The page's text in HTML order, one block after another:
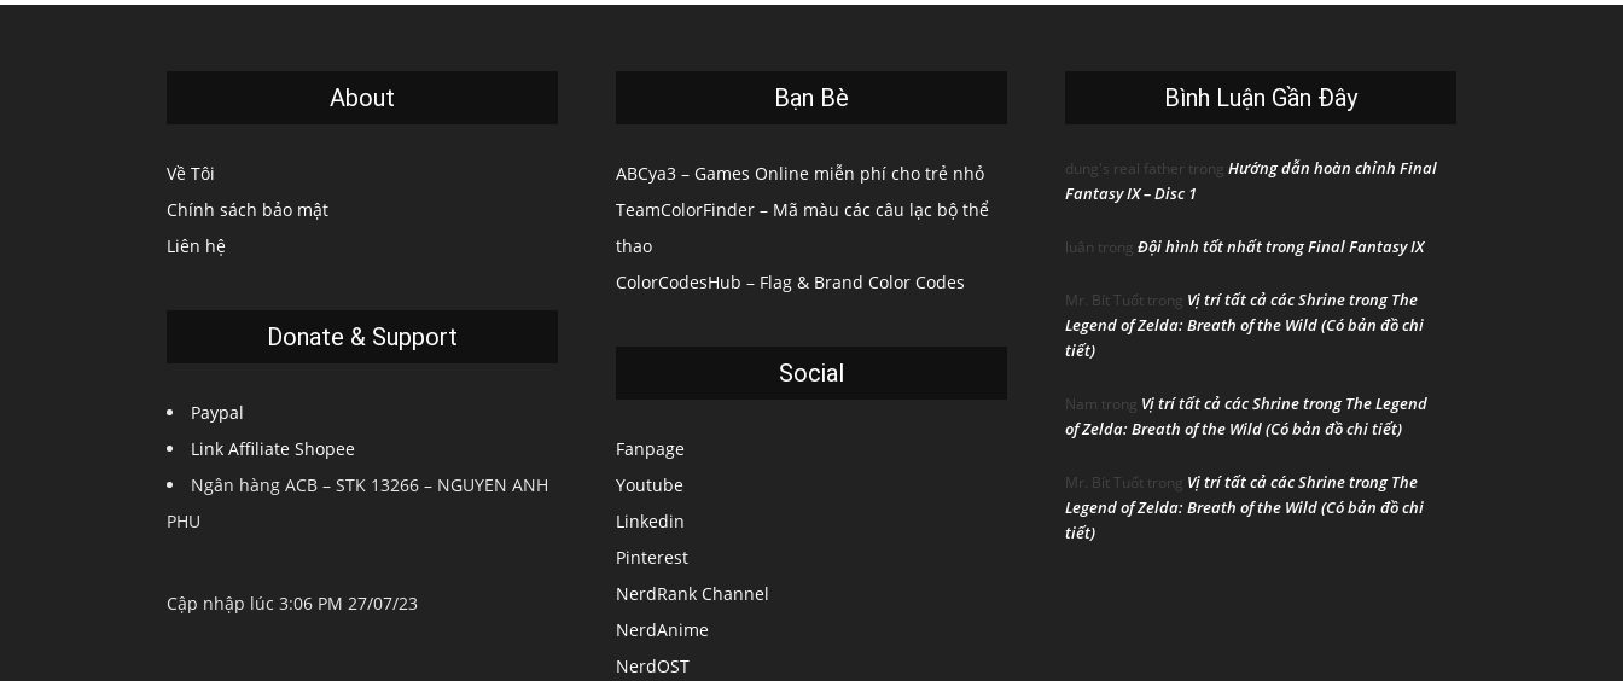
About
Về Tôi
Chính sách bảo mật
Liên hệ
Donate & Support
Paypal
Link Affiliate Shopee
Ngân hàng ACB – STK 13266 – NGUYEN ANH
PHU
Cập nhập lúc 3:06 PM 27/07/23
Bạn Bè
ABCya3 – Games Online miễn phí cho trẻ nhỏ
TeamColorFinder – Mã màu các câu lạc bộ thể
thao
ColorCodesHub – Flag & Brand Color Codes
Social
Fanpage
Youtube
Linkedin
Pinterest
NerdRank Channel
NerdAnime
NerdOST
Bình Luận Gần Đây
dung's real father trong Hướng dẫn hoàn chỉnh Final
Fantasy IX – Disc 1
luân trong Đội hình tốt nhất trong Final Fantasy IX
Mr. Bít Tuốt trong Vị trí tất cả các Shrine trong The
Legend of Zelda: Breath of the Wild (Có bản đồ chi
tiết)
Nam trong Vị trí tất cả các Shrine trong The Legend
of Zelda: Breath of the Wild (Có bản đồ chi tiết)
Mr. Bít Tuốt trong Vị trí tất cả các Shrine trong The
Legend of Zelda: Breath of the Wild (Có bản đồ chi
tiết)